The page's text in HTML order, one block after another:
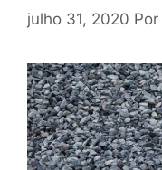
julho 31, 2020 Por